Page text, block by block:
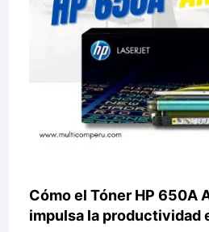
Cómo el Tóner HP 650A
impulsa la productividad